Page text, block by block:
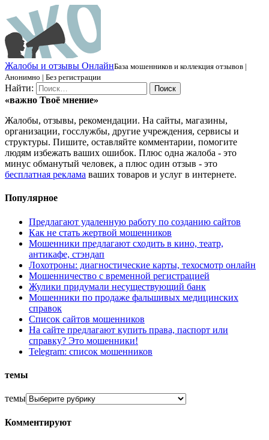
Жалобы и отзывы ОнлайнБаза мошенников и коллекция отзывов |
Анонимно | Без регистрации
Найти:
«важно Твоё мнение»
Жалобы, отзывы, рекомендации. На сайты, магазины,
организации, госслужбы, другие учреждения, сервисы и
структуры. Пишите, оставляйте комментарии, помогите
людям избежать ваших ошибок. Плюс одна жалоба - это
минус обманутый человек, а плюс один отзыв - это
бесплатная реклама ваших товаров и услуг в интернете.
Популярное
Предлагают удаленную работу по созданию сайтов
Как не стать жертвой мошенников
Мошенники предлагают сходить в кино, театр,
антикафе, стэндап
Лохотроны: диагностические карты, техосмотр онлайн
Мошенничество с временной регистрацией
Жулики придумали несуществующий банк
Мошенники по продаже фальшивых медицинских
справок
Список сайтов мошенников
На сайте предлагают купить права, паспорт или
справку? Это мошенники!
Telegram: список мошенников
темы
темы
Комментируют